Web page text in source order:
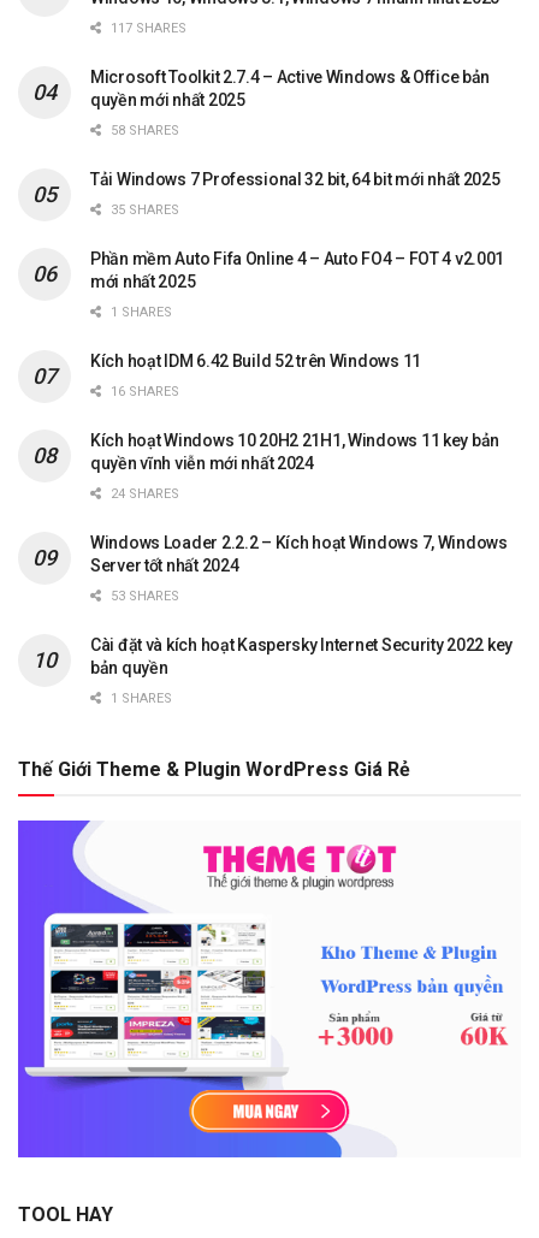
117 SHARES
Microsoft Toolkit 2.7.4 – Active Windows & Office bản
quyền mới nhất 2025
58 SHARES
Tải Windows 7 Professional 32 bit, 64 bit mới nhất 2025
35 SHARES
Phần mềm Auto Fifa Online 4 – Auto FO4 – FOT 4 v2.001
mới nhất 2025
1 SHARES
Kích hoạt IDM 6.42 Build 52 trên Windows 11
16 SHARES
Kích hoạt Windows 10 20H2 21H1, Windows 11 key bản
quyền vĩnh viễn mới nhất 2024
24 SHARES
Windows Loader 2.2.2 – Kích hoạt Windows 7, Windows
Server tốt nhất 2024
53 SHARES
Cài đặt và kích hoạt Kaspersky Internet Security 2022 key
bản quyền
1 SHARES
Thế Giới Theme & Plugin WordPress Giá Rẻ
TOOL HAY